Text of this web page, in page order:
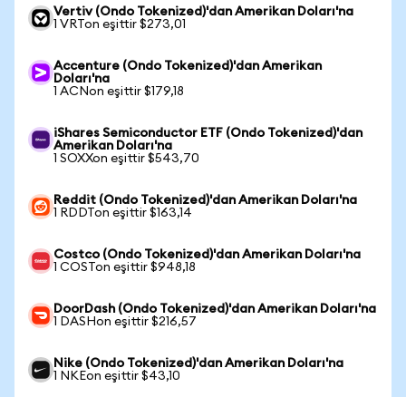
Vertiv (Ondo Tokenized)'dan Amerikan Doları'na
1 VRTon eşittir $273,01
Accenture (Ondo Tokenized)'dan Amerikan
Doları'na
1 ACNon eşittir $179,18
iShares Semiconductor ETF (Ondo Tokenized)'dan
Amerikan Doları'na
1 SOXXon eşittir $543,70
Reddit (Ondo Tokenized)'dan Amerikan Doları'na
1 RDDTon eşittir $163,14
Costco (Ondo Tokenized)'dan Amerikan Doları'na
1 COSTon eşittir $948,18
DoorDash (Ondo Tokenized)'dan Amerikan Doları'na
1 DASHon eşittir $216,57
Nike (Ondo Tokenized)'dan Amerikan Doları'na
1 NKEon eşittir $43,10